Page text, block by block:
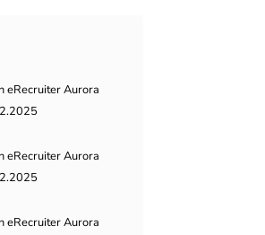
eRecruiter Aurora
eRecruiter Aurora
eRecruiter Aurora